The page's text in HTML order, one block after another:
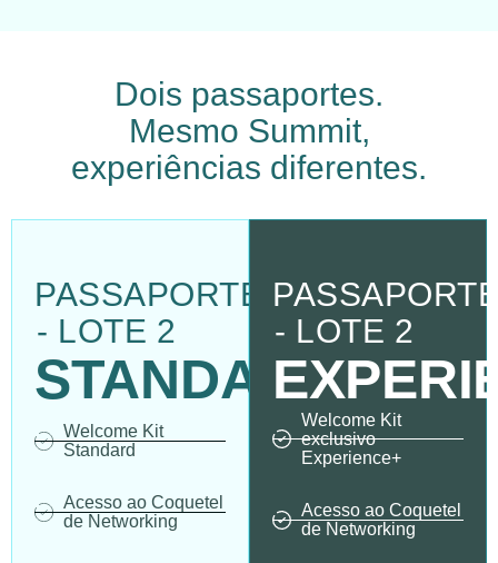
Dois passaportes.
Mesmo Summit,
experiências diferentes.
PASSAPORTE
- LOTE 2
STANDARD
Welcome Kit
Standard
Acesso ao Coquetel
de Networking
- LOTE 2
Welcome Kit
exclusivo
Experience+
Acesso ao Coquetel
de Networking